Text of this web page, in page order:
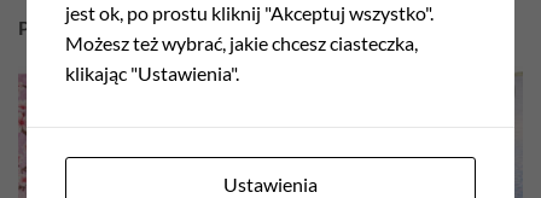
PODOBNE PRODUKTY
jest ok, po prostu kliknij "Akceptuj wszystko".
Możesz też wybrać, jakie chcesz ciasteczka,
klikając "Ustawienia".
Ustawienia